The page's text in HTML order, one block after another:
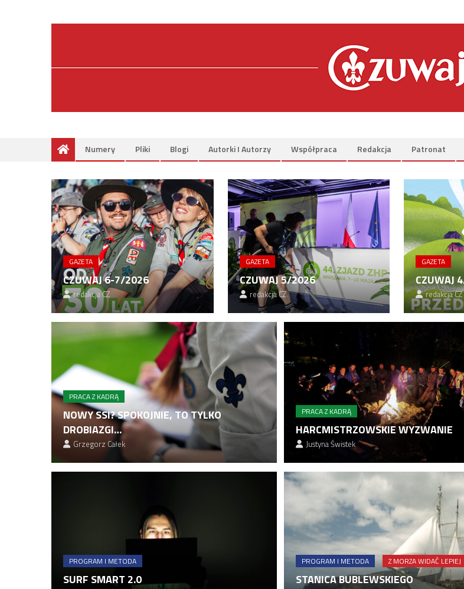
Numery Pliki Blogi Autorki I Autorzy Współpraca Redakcja Patronat
GAZETA
CZUWAJ 6-7/2026
redakcja CZ
GAZETA
CZUWAJ 5/2026
redakcja CZ
GAZETA
CZUWAJ
redakcja CZ
PRACA Z KADRĄ
NOWY SSI? SPOKOJNIE, TO TYLKO
DROBIAZGI…
Grzegorz Całek
PRACA Z KADRĄ
HARCMISTRZOWSKIE WYZWANIE
Justyna Świstek
PROGRAM I METODA
SURF SMART 2.0
PROGRAM I METODA Z MORZA WIDAĆ LEPIEJ
STANICA BUBLEWSKIEGO